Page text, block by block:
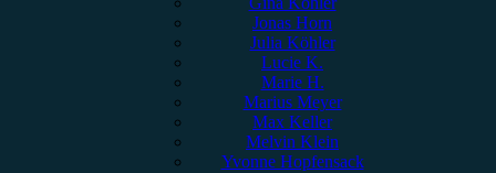
Jonas Horn
Julia Köhler
Lucie K.
Marie H.
Marius Meyer
Max Keller
Melvin Klein
Yvonne Hopfensack